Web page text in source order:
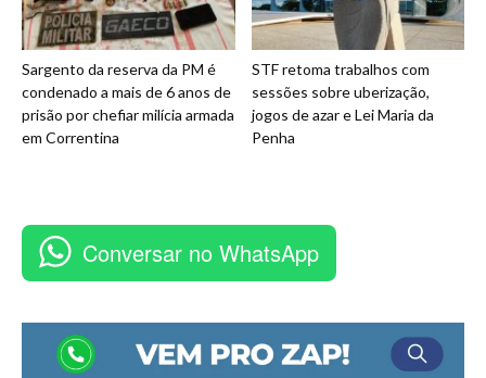
Sargento da reserva da PM é
condenado a mais de 6 anos de
prisão por chefiar milícia armada
em Correntina
STF retoma trabalhos com
sessões sobre uberização,
jogos de azar e Lei Maria da
Penha
Conversar no WhatsApp